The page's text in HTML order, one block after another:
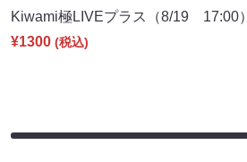
Kiwami極LIVEプラス（8/19 17:00）
¥1300 (税込)